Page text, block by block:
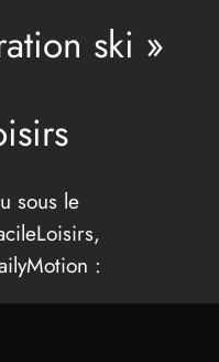
ski »
sous le
: